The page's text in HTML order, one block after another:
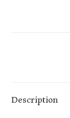
Description